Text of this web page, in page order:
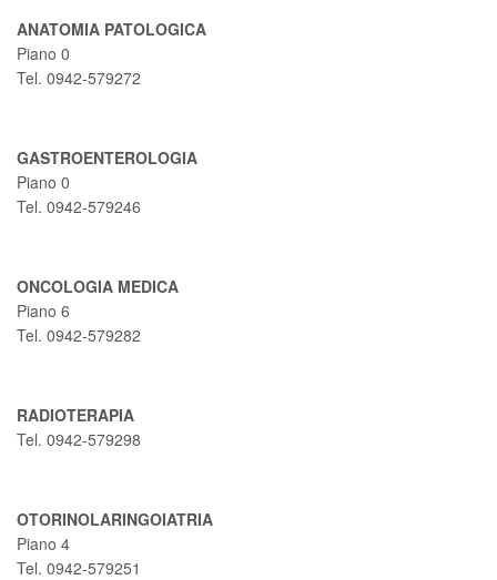
ANATOMIA PATOLOGICA
Piano 0
Tel. 0942-579272
GASTROENTEROLOGIA
Piano 0
Tel. 0942-579246
ONCOLOGIA MEDICA
Piano 6
Tel. 0942-579282
RADIOTERAPIA
Tel. 0942-579298
OTORINOLARINGOIATRIA
Piano 4
Tel. 0942-579251